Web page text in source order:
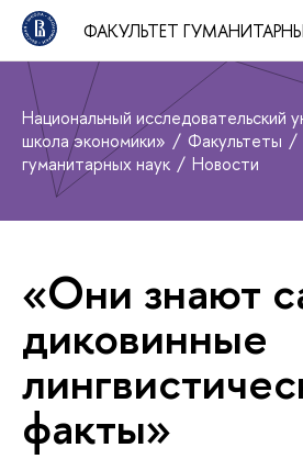
ФАКУЛЬТЕТ
Национальный исследовательский
школа экономики»
Факультеты
гуманитарных наук
Новости
«Они знают
диковинные
факты»